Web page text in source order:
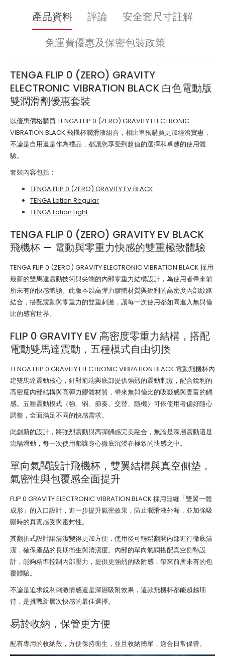
產品資料 評論
安全套尺寸註解
免運費優惠及保密包裝政策
TENGA FLIP 0 (ZERO) GRAVITY
ELECTRONIC VIBRATION BLACK 白色電動版
雙潤滑劑優惠套裝
以優惠價格購買 TENGA FLIP 0 (ZERO) GRAVITY ELECTRONIC
VIBRATION BLACK 飛機杯潤滑液組合，相比單獨購買更加經濟實惠，
不論是自用還是作為禮品，都讓您享受到超值的選擇和卓越的使用體
驗。
套裝內容包括：
TENGA FLIP 0 (ZERO) GRAVITY EV BLACK
TENGA Lotion Regular
TENGA Lotion Light
TENGA FLIP 0 (ZERO) GRAVITY EV BLACK
飛機杯 — 電動與零重力快感的雙重極致體驗
TENGA FLIP 0 (ZERO) GRAVITY ELECTRONIC VIBRATION BLACK 採用
最新的雙馬達震動技術與尖端的內部零重力結構設計，為使用者帶來前
所未有的快感體驗。此版本以高彈力膠體材質與銳利的高密度內部紋路
結合，搭配震動與零重力的雙重刺激，讓每一次使用都如同進入無與倫
比的感官世界。
FLIP 0 GRAVITY EV 高密度零重力結構，搭配
電動雙馬達震動，五種模式自由切換
TENGA FLIP 0 GRAVITY ELECTRONIC VIBRATION BLACK 電動飛機杯內
建雙馬達震動核心，針對前端與底部提供強烈的震動刺激，配合銳利的
高密度內部結構與高彈力膠體材質，帶來無與倫比的吸啜感與豐富的觸
感。五種震動模式（強、弱、節奏、交替、隨機）可依使用者偏好隨心
調整，全面滿足不同的快感需求。
此創新的設計，將強烈震動與高彈觸感完美融合，無論是深層震動還是
流暢滑動，每一次使用都讓身心徹底沉浸在極致的快感之中。
單向氣閥設計飛機杯，雙翼結構與真空側墊，
氣密性與包覆感全面提升
FLIP 0 GRAVITY ELECTRONIC VIBRATION BLACK 採用無縫「雙翼一體
成形」的入口設計，進一步提升氣密效果，防止潤滑液外漏，並加強吸
啜時的真實感受與密封性。
其翻折式設計讓清潔變得更加方便，使用後可輕鬆翻開內部進行徹底清
潔，確保產品的長期衛生與清潔度。內部的單向氣閥搭配真空側墊設
計，能夠精準控制內部壓力，提供更強烈的吸附感，帶來前所未有的包
覆體驗。
不論是追求銳利刺激情感還是深層吸附效果，這款飛機杯都能超越期
待，是挑戰新層次快感的最佳選擇。
易於收納，保管更方便
配有專用的收納殼，方便保持衛生，並且收納簡單，適合日常保管。